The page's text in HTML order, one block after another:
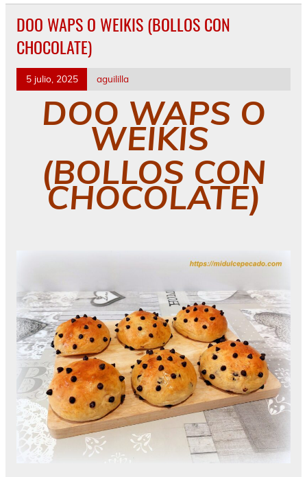
DOO WAPS O WEIKIS (BOLLOS CON
CHOCOLATE)
5 julio, 2025 aguililla
DOO WAPS O
WEIKIS
(BOLLOS CON
CHOCOLATE)